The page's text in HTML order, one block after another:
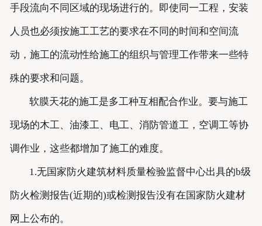
手段流向不同区域的现场进行的。即使同一工程，安装
人员也必须按施工工艺的要求在不同的时间和空间流
动，施工的流动性给施工的组织与管理工作带来一些特
殊的要求和问题。
软膜天花的施工是多工种互相配合作业。要与施工
现场的木工、油漆工、电工、消防管道工，空调工等协
调作业，这些都增加了施工的难度。
1.无国家防火建筑材料质量检验监督中心出具的b级
防火检测报告(近期的)或检测报告没有在国家防火建材
网上公布的。